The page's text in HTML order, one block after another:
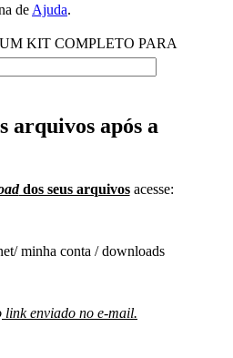
de Ajuda.
KIT COMPLETO PARA
arquivos após a
dos seus arquivos acesse:
minha conta / downloads
link enviado no e-mail.